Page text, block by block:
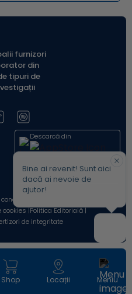
Shop Locații Meniu
furnizori
din
tipuri de
Descarcă din
Shop Online |
cookies |Politica Editorială |
de integritate
Bine ai revenit! Sunt aici
dacă ai nevoie de
ajutor!